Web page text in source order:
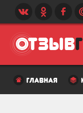
главная